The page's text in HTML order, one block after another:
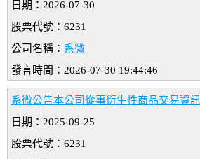
日期：2026-07-30
股票代號：6231
公司名稱： 系微
發言時間：2026-07-30 19:44:46
系微公告本公司從事衍生性商品交易資訊
日期：2025-09-25
股票代號：6231